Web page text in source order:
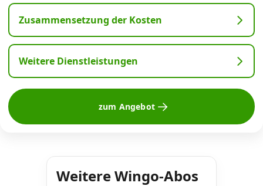
Zusammensetzung der Kosten
Weitere Dienstleistungen
zum Angebot
Weitere Wingo-Abos